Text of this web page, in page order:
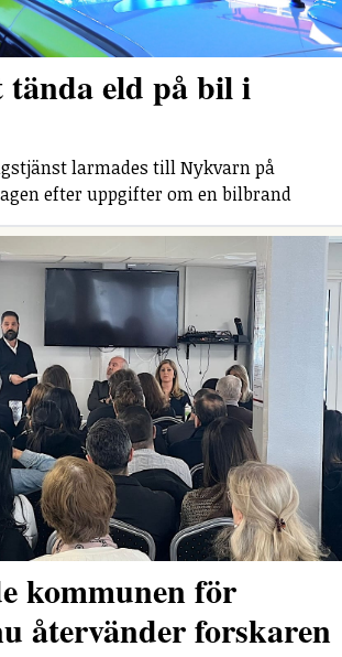
tända eld på bil i
larmades till Nykvarn på
efter uppgifter om en bilbrand
kommunen för
återvänder forskaren